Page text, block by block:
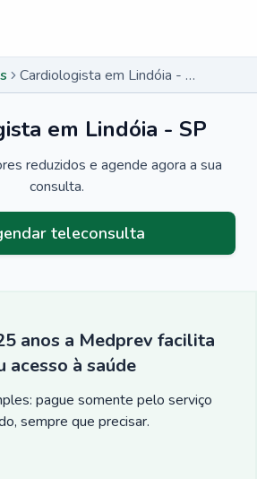
Cardiologista em Lindóia - SP
em Lindóia - SP
reduzidos e agende agora a sua
consulta.
teleconsulta
anos a Medprev facilita
acesso à saúde
pague somente pelo serviço
sempre que precisar.